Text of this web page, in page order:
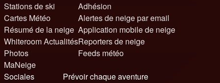
Stations de ski
Cartes Météo
Résumé de la neige
Whiteroom Actualités
Photos
MaNeige
Adhésion
Alertes de neige par email
Application mobile de neige
Reporters de neige
Feeds météo
Sociales
Prévoir chaque aventure